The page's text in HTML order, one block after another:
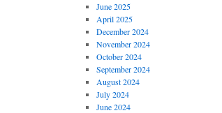
June 2025
April 2025
December 2024
November 2024
October 2024
September 2024
August 2024
July 2024
June 2024